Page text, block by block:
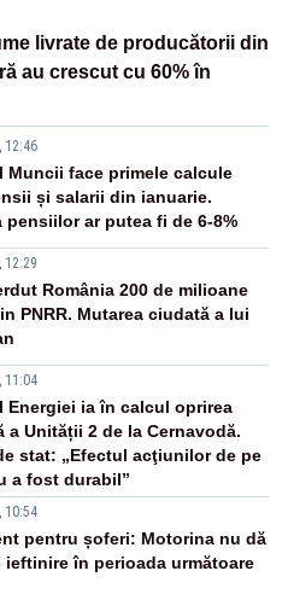
livrate de producătorii din
au crescut cu 60% în
12:46
Muncii face primele calcule
și salarii din ianuarie.
pensiilor ar putea fi de 6-8%
12:29
România 200 de milioane
PNRR. Mutarea ciudată a lui
11:04
Energiei ia în calcul oprirea
a Unității 2 de la Cernavodă.
stat: „Efectul acţiunilor de pe
a fost durabil”
10:54
pentru șoferi: Motorina nu dă
ieftinire în perioada următoare